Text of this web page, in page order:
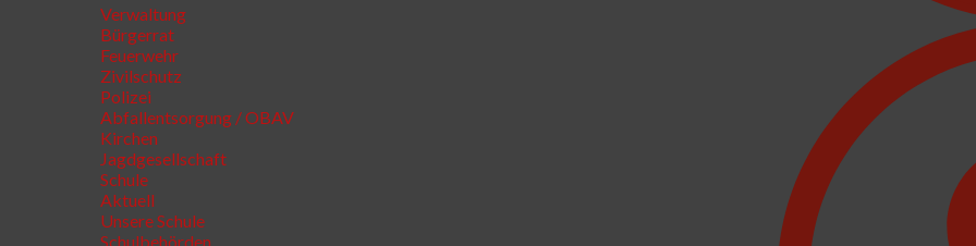
Verwaltung
Bürgerrat
Feuerwehr
Zivilschutz
Polizei
Abfallentsorgung / OBAV
Kirchen
Jagdgesellschaft
Schule
Aktuell
Unsere Schule
Schulbehörden